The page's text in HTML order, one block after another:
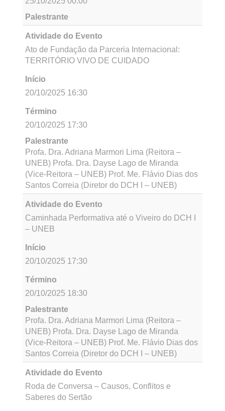
25/10/2025 12:00
Palestrante
Atividade do Evento
Monitoria 42h
Atividade do Evento
Monitoria 39h
Início
20/10/2025 08:00
Término
25/10/2025 00:00
Palestrante
Atividade do Evento
Ato de Fundação da Parceria Internacional:
TERRITÓRIO VIVO DE CUIDADO
Início
20/10/2025 16:30
Término
20/10/2025 17:30
Palestrante
Profa. Dra. Adriana Marmori Lima (Reitora –
UNEB) Profa. Dra. Dayse Lago de Miranda